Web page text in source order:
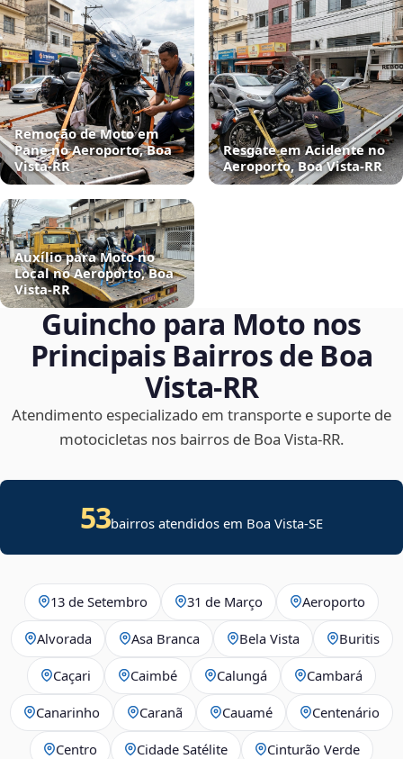
Remoção de Moto em
Pane no Aeroporto, Boa
Vista‑RR
Resgate em Acidente no
Aeroporto, Boa Vista‑RR
Auxílio para Moto no
Local no Aeroporto, Boa
Vista‑RR
Guincho para Moto nos
Principais Bairros de Boa
Vista‑RR
Atendimento especializado em transporte e suporte de
motocicletas nos bairros de Boa Vista‑RR.
53bairros atendidos em Boa Vista-SE
13 de Setembro 31 de Março Aeroporto
Alvorada Asa Branca Bela Vista Buritis
Caçari Caimbé Calungá Cambará
Canarinho Caranã Cauamé Centenário
Centro Cidade Satélite Cinturão Verde